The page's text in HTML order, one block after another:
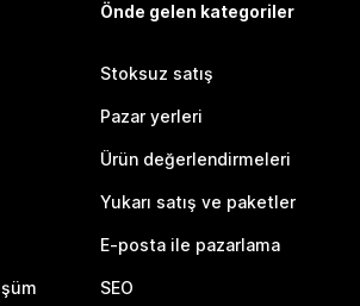
Önde gelen kategoriler
Stoksuz satış
Pazar yerleri
Ürün değerlendirmeleri
Yukarı satış ve paketler
E-posta ile pazarlama
SEO